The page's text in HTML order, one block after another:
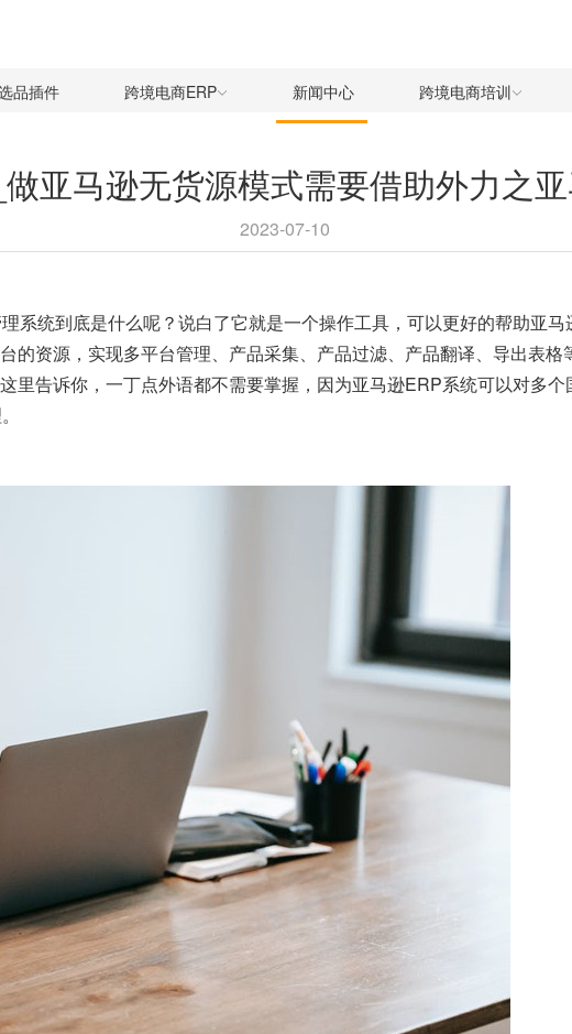
品插件 跨境电商ERP 新闻中心 跨境电商培训
亚马逊无货源模式需要借助外力之
2023-07-10
系统到底是什么呢？说白了它就是一个操作工具，可以更好的帮助亚马
的资源，实现多平台管理、产品采集、产品过滤、产品翻译、导出表
里告诉你，一丁点外语都不需要掌握，因为亚马逊ERP系统可以对多个